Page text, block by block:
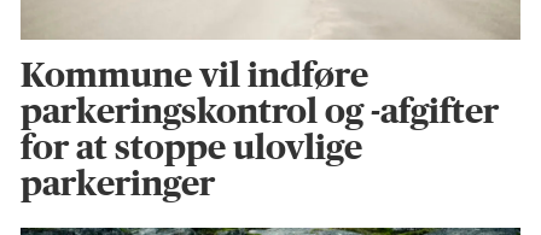
Kommune vil indføre
parkeringskontrol og -afgifter
for at stoppe ulovlige
parkeringer